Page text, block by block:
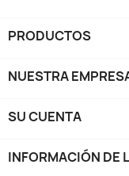
PRODUCTOS
NUESTRA
SU CUENTA
INFORMACIÓN DE